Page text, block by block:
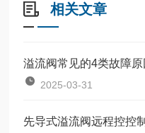
相关文章
溢流阀常见的4类故障
2025-03-31
先导式溢流阀远程控控